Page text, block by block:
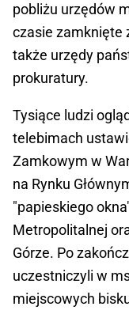
pobliżu urzędów
czasie zamknięte
także urzędy
prokuratury.
Tysiące ludzi
telebimach
Zamkowym w
na Rynku
"papieskiego
Metropolitalnej
Górze. Po
uczestniczyli w
miejscowych